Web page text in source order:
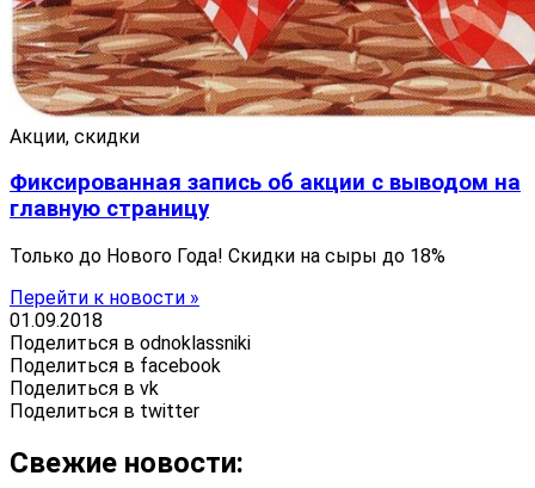
Акции, скидки
Фиксированная запись об акции с выводом на
главную страницу
Только до Нового Года! Скидки на сыры до 18%
Перейти к новости »
01.09.2018
Поделиться в odnoklassniki
Поделиться в facebook
Поделиться в vk
Поделиться в twitter
Свежие новости: